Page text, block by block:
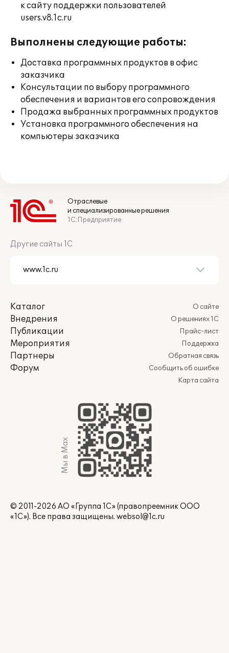
к сайту поддержки пользователей
users.v8.1c.ru
Выполнены следующие работы:
Доставка программных продуктов в офис
заказчика
Консультации по выбору программного
обеспечения и вариантов его сопровождения
Продажа выбранных программных продуктов
Установка программного обеспечения на
компьютеры заказчика
Отраслевые
и специализированные решения
1С:Предприятие
Другие сайты 1С
Каталог
Внедрения
Публикации
Мероприятия
Партнеры
Форум
О сайте
О решениях 1С
Прайс-лист
Поддержка
Обратная связь
Сообщить об ошибке
Карта сайта
Мы в Max
© 2011-2026 АО «Группа 1С» (правопреемник ООО
«1С»). Все права защищены. websol@1c.ru